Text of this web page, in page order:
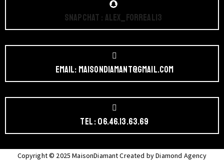
Snapchat : Alex_forreal13
Email: maisondiamant@gmail.com
Tel : 06.46.13.63.69
Copyright © 2025 MaisonDiamant Created by Diamond Agency